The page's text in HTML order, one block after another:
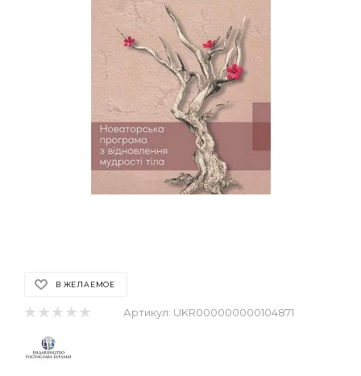
В ЖЕЛАЕМОЕ
Артикул: UKR000000000104871